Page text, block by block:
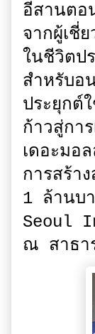
อีสานตอ
จากผู้เชี่
ในชีวิตป
สำหรับอ
ประยุกต์
ก้าวสู่กา
เดอะมอ
การสร้า
1 ล้านบ
Seoul
ณ สาธา